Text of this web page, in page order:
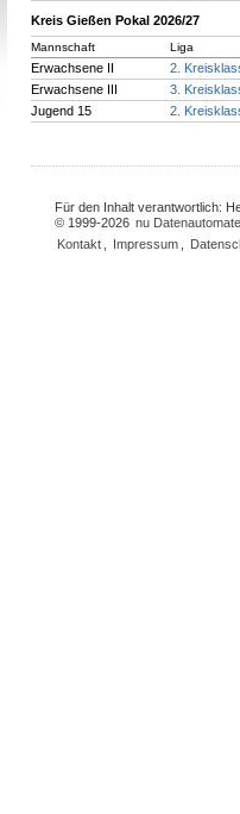
Kreis Gießen Pokal 2026/27
Mannschaft Liga
Erwachsene II
2.
Erwachsene III
3.
Jugend 15
2.
Für den Inhalt verantwortlich:
© 1999-2026 nu
Kontakt
Impressum